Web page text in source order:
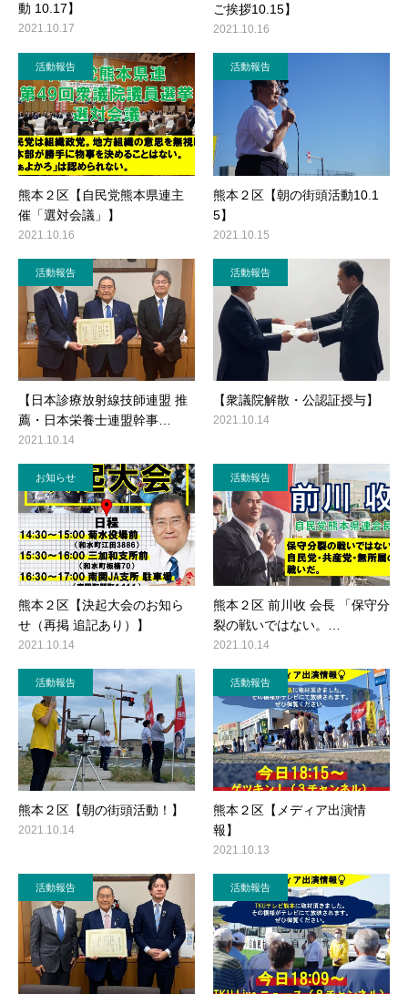
動 10.17】
2021.10.17
ご挨拶10.15】
2021.10.16
活動報告
熊本２区【自民党熊本県連主
催「選対会議」】
2021.10.16
活動報告
熊本２区【朝の街頭活動10.1
5】
2021.10.15
活動報告
【日本診療放射線技師連盟 推
薦・日本栄養士連盟幹事…
2021.10.14
活動報告
【衆議院解散・公認証授与】
2021.10.14
お知らせ
熊本２区【決起大会のお知ら
せ（再掲 追記あり）】
2021.10.14
活動報告
熊本２区 前川收 会長 「保守分
裂の戦いではない。…
2021.10.14
活動報告
熊本２区【朝の街頭活動！】
2021.10.14
活動報告
熊本２区【メディア出演情
報】
2021.10.13
活動報告 活動報告